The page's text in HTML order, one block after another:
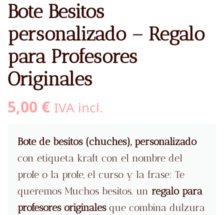
Bote Besitos
personalizado – Regalo
para Profesores
Originales
5,00 € IVA incl.
Bote de besitos (chuches), personalizado
con etiqueta kraft con el nombre del
profe o la profe, el curso y la frase: Te
queremos Muchos besitos. un regalo para
profesores originalesque combina dulzura